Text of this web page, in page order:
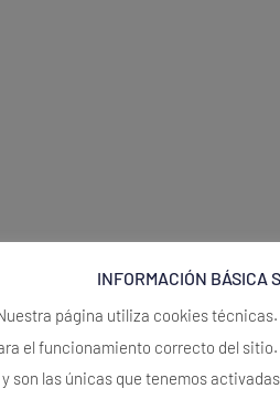
INFORMACIÓN BÁSICA
página utiliza cookies
el funcionamiento correcto del
y son las únicas que tenemos